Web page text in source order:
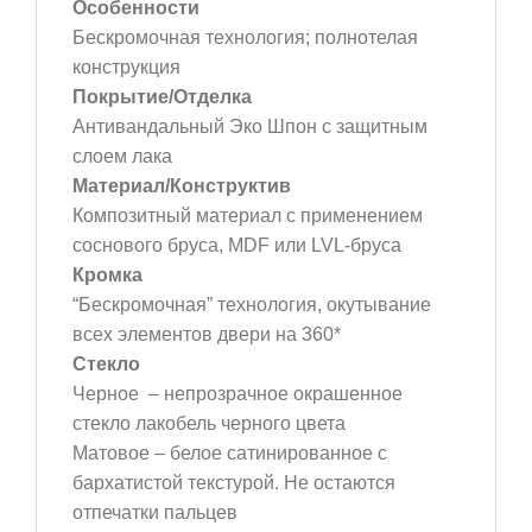
Особенности
Бескромочная технология; полнотелая
конструкция
Покрытие/Отделка
Антивандальный Эко Шпон с защитным
слоем лака
Материал/Конструктив
Композитный материал с применением
соснового бруса, MDF или LVL-бруса
Кромка
“Бескромочная” технология, окутывание
всех элементов двери на 360*
Стекло
Черное – непрозрачное окрашенное
стекло лакобель черного цвета
Матовое – белое сатинированное с
бархатистой текстурой. Не остаются
отпечатки пальцев